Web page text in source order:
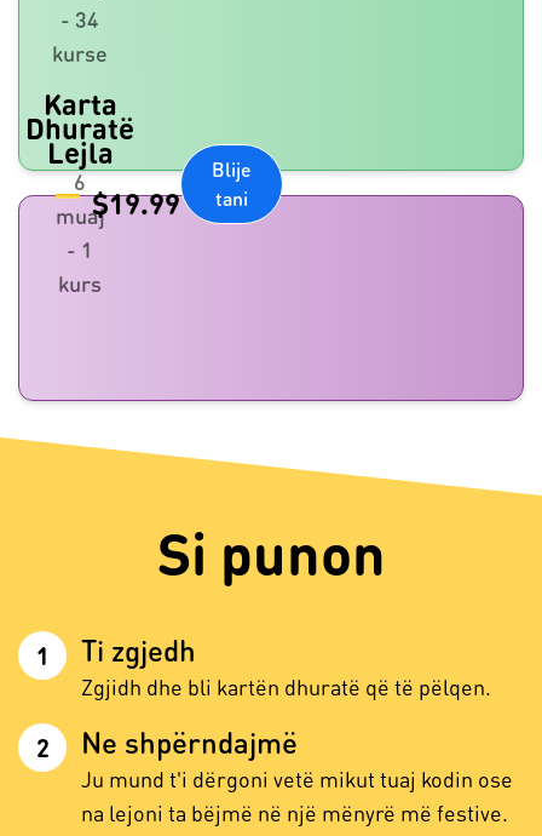
- 34
kurse
Karta
Dhuratë
Lejla
6
muaj
- 1
kurs
$19.99
Blije
tani
Si punon
1 Ti zgjedh
Zgjidh dhe bli kartën dhuratë që të pëlqen.
2 Ne shpërndajmë
Ju mund t'i dërgoni vetë mikut tuaj kodin ose
na lejoni ta bëjmë në një mënyrë më festive.